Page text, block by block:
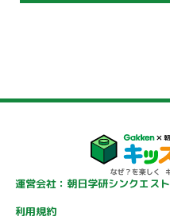
運営会社：朝日学研シンクエスト
利用規約